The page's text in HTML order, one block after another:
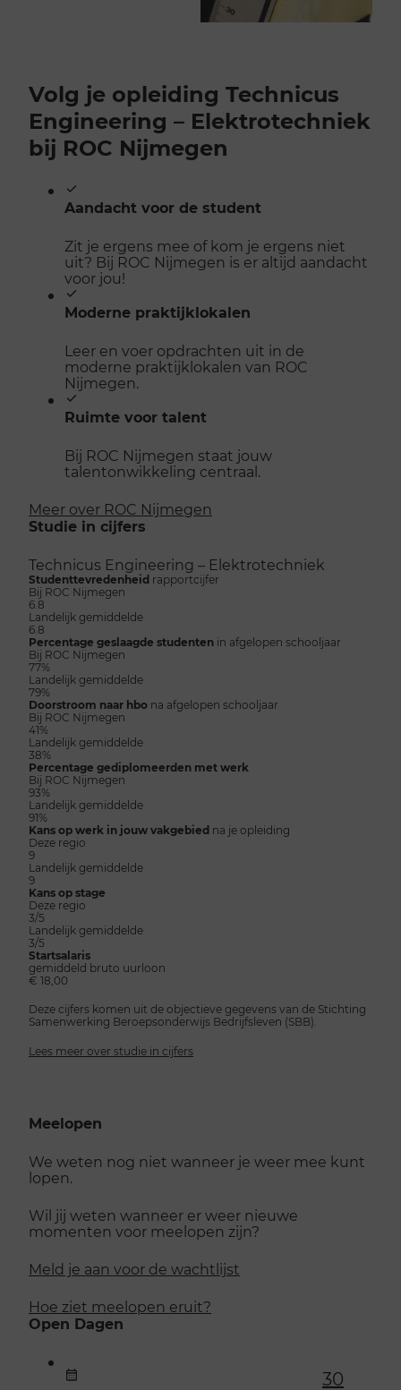
Volg je opleiding Technicus
Engineering – Elektrotechniek
bij ROC Nijmegen
Aandacht voor de student
Zit je ergens mee of kom je ergens niet
uit? Bij ROC Nijmegen is er altijd aandacht
voor jou!
Moderne praktijklokalen
Leer en voer opdrachten uit in de
moderne praktijklokalen van ROC
Nijmegen.
Ruimte voor talent
Bij ROC Nijmegen staat jouw
talentonwikkeling centraal.
Meer over ROC Nijmegen
Studie in cijfers
Technicus Engineering – Elektrotechniek
Studenttevredenheid rapportcijfer
Bij ROC Nijmegen
6.8
Landelijk gemiddelde
6.8
Percentage geslaagde studenten in afgelopen schooljaar
Bij ROC Nijmegen
77%
Landelijk gemiddelde
79%
Doorstroom naar hbo na afgelopen schooljaar
Bij ROC Nijmegen
41%
Landelijk gemiddelde
38%
Percentage gediplomeerden met werk
Bij ROC Nijmegen
93%
Landelijk gemiddelde
91%
Kans op werk in jouw vakgebied na je opleiding
Deze regio
9
Landelijk gemiddelde
9
Kans op stage
Deze regio
3/5
Landelijk gemiddelde
3/5
Startsalaris
gemiddeld bruto uurloon
€ 18,00
Deze cijfers komen uit de objectieve gegevens van de Stichting
Samenwerking Beroepsonderwijs Bedrijfsleven (SBB).
Lees meer over studie in cijfers
Meelopen
We weten nog niet wanneer je weer mee kunt
lopen.
Wil jij weten wanneer er weer nieuwe
momenten voor meelopen zijn?
Meld je aan voor de wachtlijst
Hoe ziet meelopen eruit?
Open Dagen
30